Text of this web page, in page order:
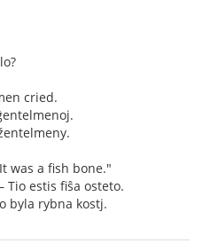
cried.
was a fish bone."
estis fiŝa osteto.
byla rybna kostj.